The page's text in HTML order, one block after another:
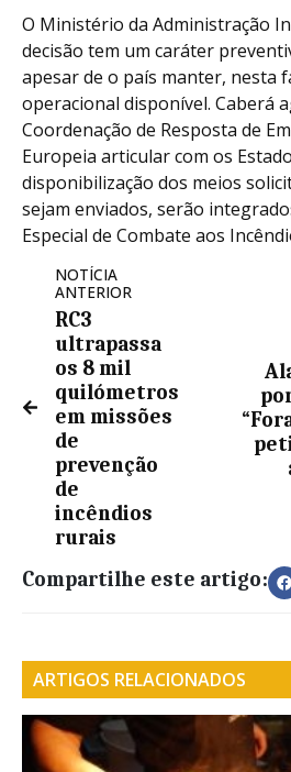
O Ministério da Administração
decisão tem um caráter
apesar de o país manter, nesta
operacional disponível. Caberá
Coordenação de Resposta de
Europeia articular com os
disponibilização dos meios
sejam enviados, serão
Especial de Combate aos
NOTÍCIA
ANTERIOR
RC3
ultrapassa
os 8 mil
quilómetros
em missões
de
prevenção
de
incêndios
rurais
Compartilhe este artigo:
ARTIGOS RELACIONADOS